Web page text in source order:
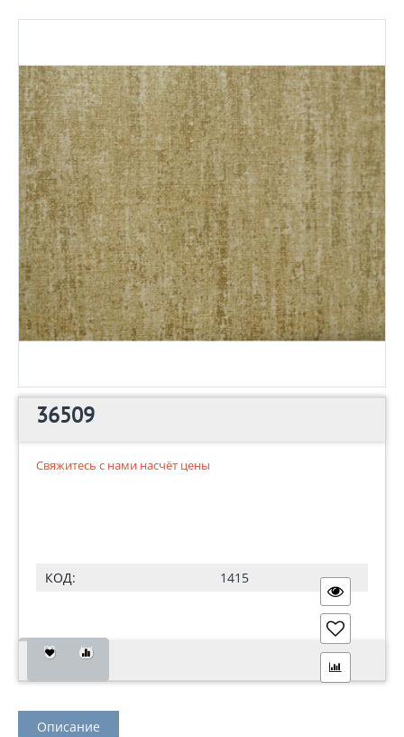
36509
Свяжитесь с нами насчёт цены
КОД: 1415
Описание